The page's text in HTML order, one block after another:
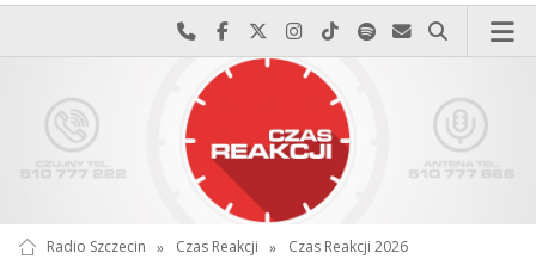
Najlepiej po prostu do nas zadzwoń
Odwiedź nas na Facebook-u
Odwiedź nas na X
Odwiedź nas na Instagram-ie
Odwiedź nas na TikTok-u
Szukaj nas na Spotify
Wyślij do nas
Szukaj
Radio Szczecin » Czas Reakcji » Czas Reakcji 2026